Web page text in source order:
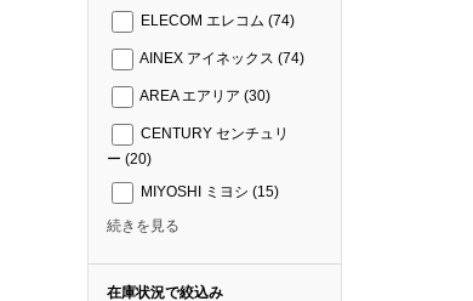
ELECOM エレコム (74)
AINEX アイネックス (74)
AREA エアリア (30)
CENTURY センチュリ
ー (20)
MIYOSHI ミヨシ (15)
続きを見る
在庫状況で絞込み